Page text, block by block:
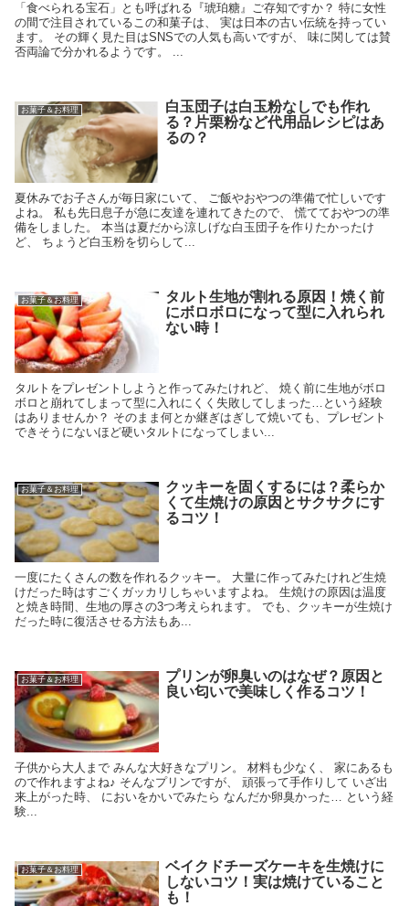
「食べられる宝石」とも呼ばれる『琥珀糖』ご存知ですか？ 特に女性
の間で注目されているこの和菓子は、 実は日本の古い伝統を持ってい
ます。 その輝く見た目はSNSでの人気も高いですが、 味に関しては賛
否両論で分かれるようです。 ...
お菓子＆お料理
白玉団子は白玉粉なしでも作れ
る？片栗粉など代用品レシピはあ
るの？
夏休みでお子さんが毎日家にいて、 ご飯やおやつの準備で忙しいです
よね。 私も先日息子が急に友達を連れてきたので、 慌てておやつの準
備をしました。 本当は夏だから涼しげな白玉団子を作りたかったけ
ど、 ちょうど白玉粉を切らして...
お菓子＆お料理
タルト生地が割れる原因！焼く前
にボロボロになって型に入れられ
ない時！
タルトをプレゼントしようと作ってみたけれど、 焼く前に生地がボロ
ボロと崩れてしまって型に入れにくく失敗してしまった…という経験
はありませんか？ そのまま何とか継ぎはぎして焼いても、プレゼント
できそうにないほど硬いタルトになってしまい...
お菓子＆お料理
クッキーを固くするには？柔らか
くて生焼けの原因とサクサクにす
るコツ！
一度にたくさんの数を作れるクッキー。 大量に作ってみたけれど生焼
けだった時はすごくガッカリしちゃいますよね。 生焼けの原因は温度
と焼き時間、生地の厚さの3つ考えられます。 でも、クッキーが生焼け
だった時に復活させる方法もあ...
お菓子＆お料理
プリンが卵臭いのはなぜ？原因と
良い匂いで美味しく作るコツ！
子供から大人まで みんな大好きなプリン。 材料も少なく、 家にあるも
ので作れますよね♪ そんなプリンですが、 頑張って手作りして いざ出
来上がった時、 においをかいでみたら なんだか卵臭かった… という経
験...
お菓子＆お料理
ベイクドチーズケーキを生焼けに
しないコツ！実は焼けていること
も！